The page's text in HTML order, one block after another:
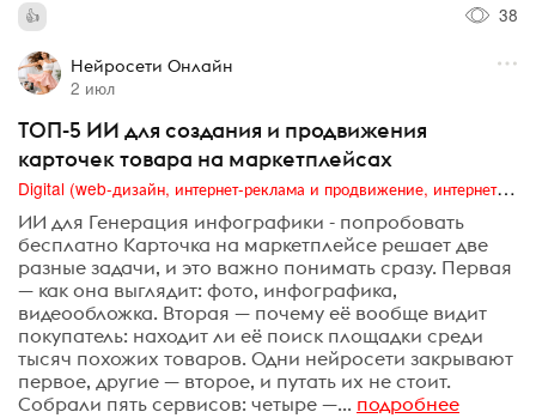
38
Нейросети Онлайн
2 июл
ТОП-5 ИИ для создания и продвижения
карточек товара на маркетплейсах
Digital (web-дизайн, интернет-реклама и продвижение, интернет-сообщества и блоги, интернет-коммуникации, мобильный маркетинг, реклама на цифровых экранах)
ИИ для Генерация инфографики - попробовать
бесплатно Карточка на маркетплейсе решает две
разные задачи, и это важно понимать сразу. Первая
— как она выглядит: фото, инфографика,
видеообложка. Вторая — почему её вообще видит
покупатель: находит ли её поиск площадки среди
тысяч похожих товаров. Одни нейросети закрывают
первое, другие — второе, и путать их не стоит.
Собрали пять сервисов: четыре —... подробнее